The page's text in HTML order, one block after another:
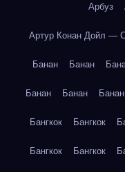
Арбуз
Артур Конан Дойл —
Банан Банан
Банан Банан Банан
Бангкок Бангкок
Бангкок Бангкок